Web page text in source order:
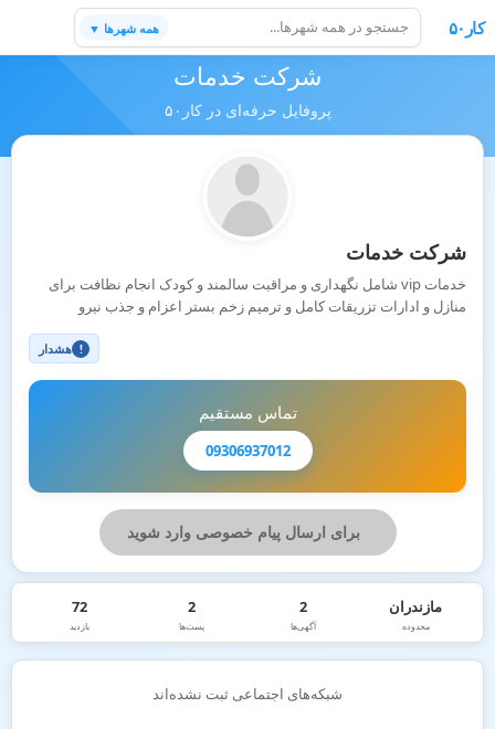
کار۵۰ همه شهرها ▼
شرکت خدمات
پروفایل حرفه‌ای در کار۵۰
شرکت خدمات
خدمات vip شامل نگهداری و مراقبت سالمند و کودک انجام نظافت برای
منازل و ادارات تزریقات کامل و ترمیم زخم بستر اعزام و جذب نیرو
! هشدار
تماس مستقیم
09306937012
برای ارسال پیام خصوصی وارد شوید
مازندران
محدوده
2
آگهی‌ها
2
پست‌ها
72
بازدید
شبکه‌های اجتماعی ثبت نشده‌اند